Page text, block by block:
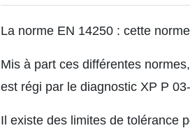
La norme EN 14250 : cette
Mis à part ces différentes
est régi par le diagnostic XP P
Il existe des limites de tolérance